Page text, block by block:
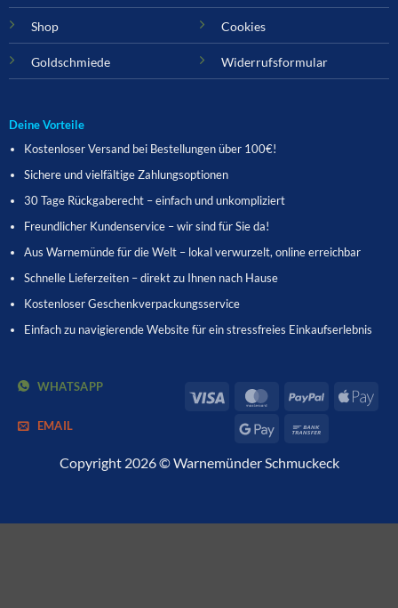
Shop
Goldschmiede
Cookies
Widerrufsformular
Deine Vorteile
Kostenloser Versand bei Bestellungen über 100€!
Sichere und vielfältige Zahlungsoptionen
30 Tage Rückgaberecht – einfach und unkompliziert
Freundlicher Kundenservice – wir sind für Sie da!
Aus Warnemünde für die Welt – lokal verwurzelt, online erreichbar
Schnelle Lieferzeiten – direkt zu Ihnen nach Hause
Kostenloser Geschenkverpackungsservice
Einfach zu navigierende Website für ein stressfreies Einkaufserlebnis
WHATSAPP
EMAIL
Copyright 2026 © Warnemünder Schmuckeck
Visa MasterCard
PayPal
Google